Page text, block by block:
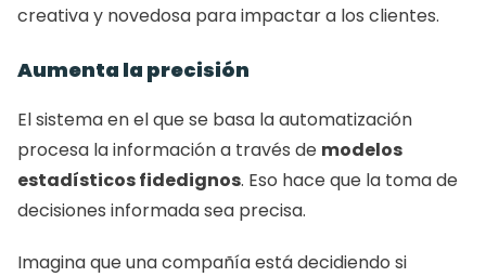
creativa y novedosa para impactar a los clientes.
Aumenta la precisión
El sistema en el que se basa la automatización
procesa la información a través de modelos
estadísticos fidedignos. Eso hace que la toma de
decisiones informada sea precisa.
Imagina que una compañía está decidiendo si